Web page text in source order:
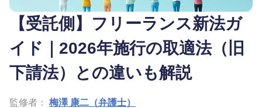
【受託側】フリーランス新法ガ
イド｜2026年施行の取適法（旧
下請法）との違いも解説
監修者： 梅澤 康二（弁護士）